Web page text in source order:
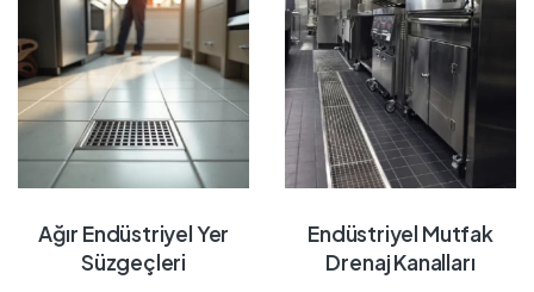
Ağır Endüstriyel Yer
Süzgeçleri
Endüstriyel Mutfak
Drenaj Kanalları